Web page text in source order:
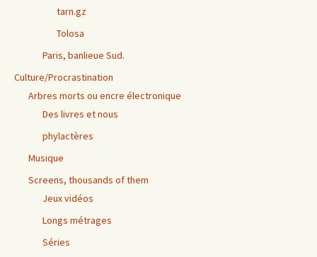
tarn.gz
Tolosa
Paris, banlieue Sud.
Culture/Procrastination
Arbres morts ou encre électronique
Des livres et nous
phylactères
Musique
Screens, thousands of them
Jeux vidéos
Longs métrages
Séries